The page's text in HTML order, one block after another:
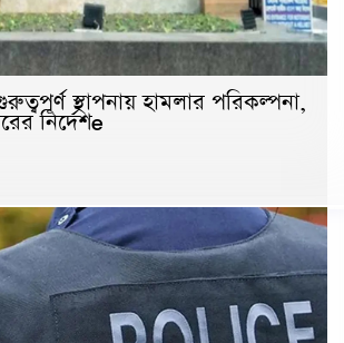
স্থাপনায় হামলার পরিকল্পনা,
নির্দেশe